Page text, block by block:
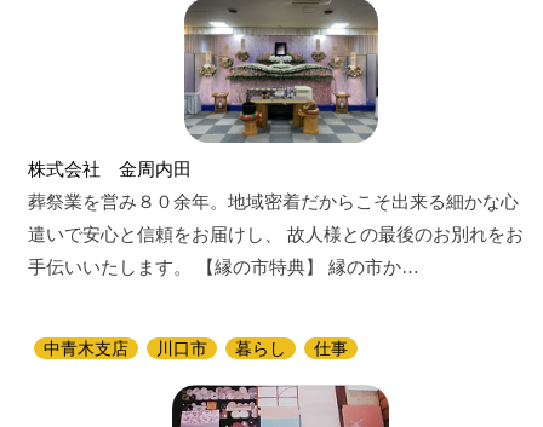
株式会社 金周内田
葬祭業を営み８０余年。地域密着だからこそ出来る細かな心
遣いで安心と信頼をお届けし、 故人様との最後のお別れをお
手伝いいたします。 【縁の市特典】 縁の市か…
中青木支店 川口市 暮らし 仕事